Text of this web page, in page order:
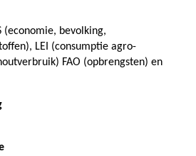
(economie, bevolking,
LEI (consumptie agro-
FAO (opbrengsten) en